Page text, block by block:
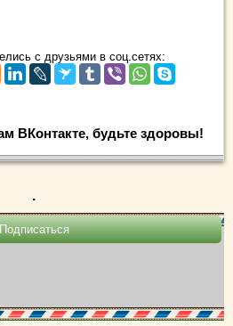
с друзьями в соц.сетях:
ВКонтакте, будьте здоровы!
.